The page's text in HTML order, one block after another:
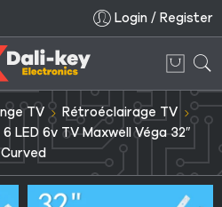
Login / Register
TV
Rétroéclairage TV
LED 6v TV Maxwell Véga 32″
Curved